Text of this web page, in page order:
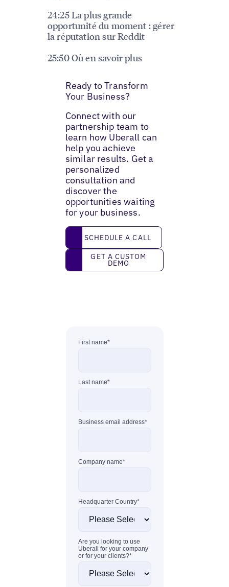
24:25 La plus grande
opportunité du moment : gérer
la réputation sur Reddit
25:50 Où en savoir plus
Ready to Transform
Your Business?
Connect with our
partnership team to
learn how Uberall can
help you achieve
similar results. Get a
personalized
consultation and
discover the
opportunities waiting
for your business.
Schedule a call
SCHEDULE A CALL
Get a custom demo
GET A CUSTOM
DEMO